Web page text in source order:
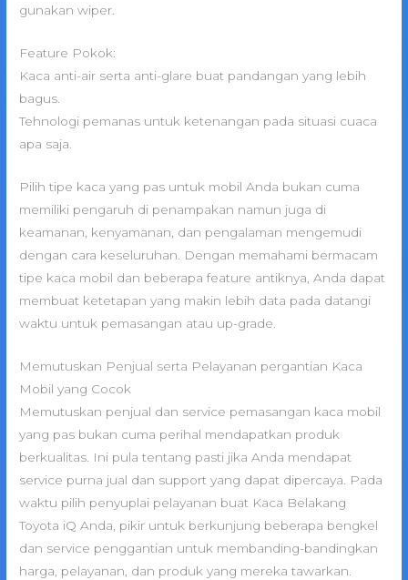
gunakan wiper.
Feature Pokok:
Kaca anti-air serta anti-glare buat pandangan yang lebih
bagus.
Tehnologi pemanas untuk ketenangan pada situasi cuaca
apa saja.
Pilih tipe kaca yang pas untuk mobil Anda bukan cuma
memiliki pengaruh di penampakan namun juga di
keamanan, kenyamanan, dan pengalaman mengemudi
dengan cara keseluruhan. Dengan memahami bermacam
tipe kaca mobil dan beberapa feature antiknya, Anda dapat
membuat ketetapan yang makin lebih data pada datangi
waktu untuk pemasangan atau up-grade.
Memutuskan Penjual serta Pelayanan pergantian Kaca
Mobil yang Cocok
Memutuskan penjual dan service pemasangan kaca mobil
yang pas bukan cuma perihal mendapatkan produk
berkualitas. Ini pula tentang pasti jika Anda mendapat
service purna jual dan support yang dapat dipercaya. Pada
waktu pilih penyuplai pelayanan buat Kaca Belakang
Toyota iQ Anda, pikir untuk berkunjung beberapa bengkel
dan service penggantian untuk membanding-bandingkan
harga, pelayanan, dan produk yang mereka tawarkan.